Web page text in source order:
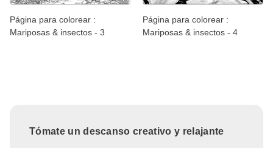
Página para colorear :
Mariposas & insectos - 3
Página para colorear :
Mariposas & insectos - 4
Tómate un descanso creativo y relajante